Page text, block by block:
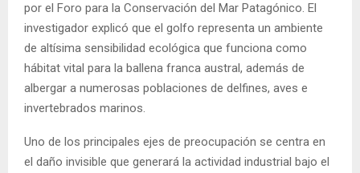
por el Foro para la Conservación del Mar Patagónico. El
investigador explicó que el golfo representa un ambiente
de altísima sensibilidad ecológica que funciona como
hábitat vital para la ballena franca austral, además de
albergar a numerosas poblaciones de delfines, aves e
invertebrados marinos.
Uno de los principales ejes de preocupación se centra en
el daño invisible que generará la actividad industrial bajo el